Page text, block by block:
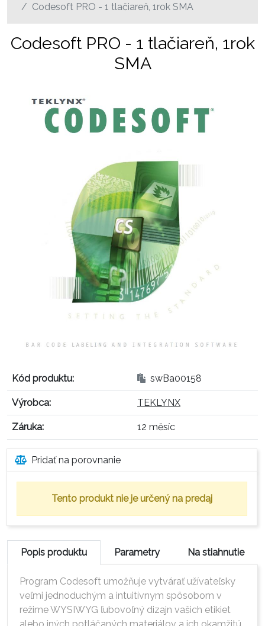
Codesoft PRO - 1 tlačiareň, 1rok SMA
Codesoft PRO - 1 tlačiareň, 1rok
SMA
Kód produktu: swBa00158
Výrobca: TEKLYNX
Záruka: 12 měsíc
Pridať na porovnanie
Tento produkt nie je určený na predaj
Popis produktu Parametry Na stiahnutie
Program Codesoft umožňuje vytvárať užívateľsky
veľmi jednoduchým a intuitívnym spôsobom v
režime WYSIWYG ľubovoľný dizajn vašich etikiet
alebo iných potláčaných materiálov a ich okamžitú